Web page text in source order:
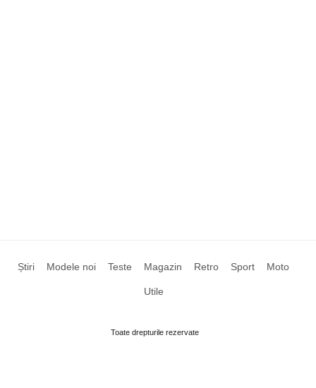
Știri Modele noi Teste Magazin Retro Sport Moto
Utile
Toate drepturile rezervate